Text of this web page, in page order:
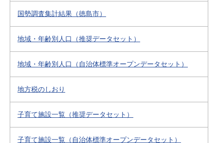
国勢調査集計結果（徳島市）
地域・年齢別人口（推奨データセット）
地域・年齢別人口（自治体標準オープンデータセット）
地方税のしおり
子育て施設一覧（推奨データセット）
子育て施設一覧（自治体標準オープンデータセット）